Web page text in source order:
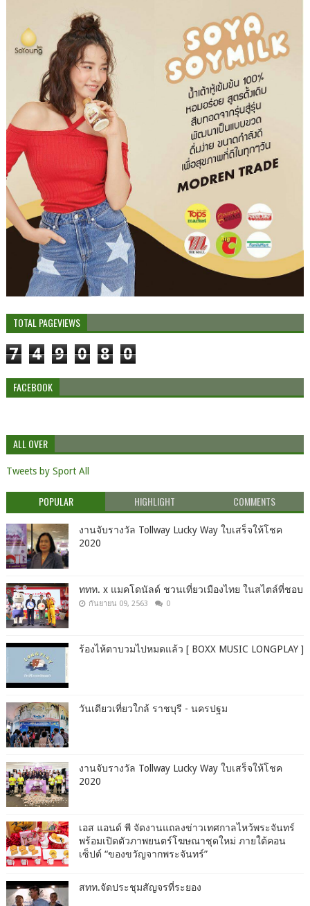
TOTAL PAGEVIEWS
7 4 9 0 8 0
FACEBOOK
ALL OVER
Tweets by Sport All
POPULAR HIGHLIGHT COMMENTS
งานจับรางวัล Tollway Lucky Way ใบเสร็จให้โชค
2020
ททท. x แมคโดนัลด์ ชวนเที่ยวเมืองไทย ในสไตล์ที่ชอบ
กันยายน 09, 2563 0
ร้องไห้ตาบวมไปหมดแล้ว [ BOXX MUSIC LONGPLAY ]
วันเดียวเที่ยวใกล้ ราชบุรี - นครปฐม
งานจับรางวัล Tollway Lucky Way ใบเสร็จให้โชค
2020
เอส แอนด์ พี จัดงานแถลงข่าวเทศกาลไหว้พระจันทร์
พร้อมเปิดตัวภาพยนตร์โฆษณาชุดใหม่ ภายใต้คอน
เซ็ปต์ “ของขวัญจากพระจันทร์”
สทท.จัดประชุมสัญจรที่ระยอง